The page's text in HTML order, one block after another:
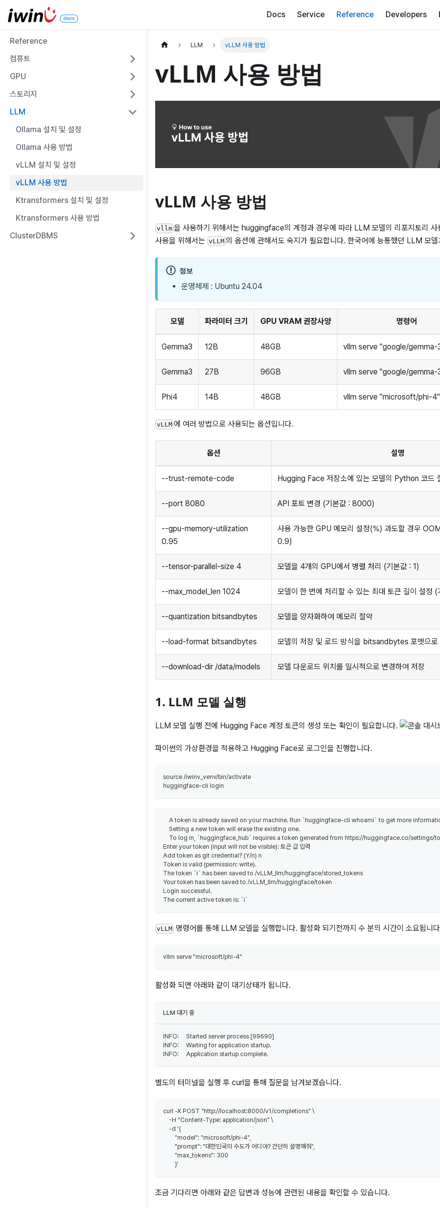
Docs Service Reference Developers
Reference
컴퓨트
GPU
스토리지
LLM
Ollama 설치 및 설정
Ollama 사용 방법
vLLM 설치 및 설정
vLLM 사용 방법
Ktransformers 설치 및 설정
Ktransformers 사용 방법
ClusterDBMS
LLM vLLM 사용 방법
vLLM 사용 방법
vLLM 사용 방법
vllm 을 사용하기 위해서는 huggingface의 계정과 경우에 따라 LLM 모델의 리포지토리 사
사용을 위해서는 vLLM 의 옵션에 관해서도 숙지가 필요합니다. 한국어에 능통했던 LLM 모
정보
운영체제 : Ubuntu 24.04
모델 파라미터 크기 GPU VRAM 권장사양 명령어
Gemma3 12B 48GB vllm serve "google/
Gemma3 27B 96GB vllm serve "google/
Phi4 14B 48GB vllm serve "microsoft/phi-4"
vLLM 에 여러 방법으로 사용되는 옵션입니다.
옵션 설명
--trust-remote-code Hugging Face 저장소에 있는 모델의 Python 코드
--port 8080 API 포트 변경 (기본값 : 8000)
--gpu-memory-utilization
0.95
사용 가능한 GPU 메모리 설정(%) 과도할 경우
0.9)
--tensor-parallel-size 4 모델을 4개의 GPU에서 병렬 처리 (기본값 : 1)
--max_model_len 1024 모델이 한 번에 처리할 수 있는 최대 토큰 길이 설정
--quantization bitsandbytes 모델을 양자화하여 메모리 절약
--load-format bitsandbytes 모델의 저장 및 로드 방식을 bitsandbytes 포맷으로
--download-dir /data/models 모델 다운로드 위치를 일시적으로 변경하여 저장
1. LLM 모델 실행
LLM 모델 실행 전에 Hugging Face 계정 토큰의 생성 또는 확인이 필요합니다.
파이썬의 가상환경을 적용하고 Hugging Face로 로그인을 진행합니다.
source /iwinv_venv/bin/activate
huggingface-cli login
A token is already saved on your machine. Run `huggingface-cli whoami` to get more
    Setting a new token will erase the existing one.
To log in, `huggingface_hub` requires a token generated from https://huggingface.co/settings/
Enter your token (input will not be visible): 토큰 값 입력
Add token as git credential? (Y/n) n
Token is valid (permission: write).
The token `i` has been saved to /vLLM_llm/huggingface/stored_tokens
Your token has been saved to /vLLM_llm/huggingface/token
Login successful.
The current active token is: `i`
vLLM 명령어를 통해 LLM 모델을 실행합니다. 활성화 되기전까지 수 분의 시간이 소요됩니
vllm serve "microsoft/phi-4"
활성화 되면 아래와 같이 대기상태가 됩니다.
LLM 대기 중
INFO:     Started server process [99690]
INFO:     Waiting for application startup.
INFO:     Application startup complete.
별도의 터미널을 실행 후 curl을 통해 질문을 남겨보겠습니다.
curl -X POST "http://localhost:8000/v1/completions" \
    -H "Content-Type: application/json" \
    -d '{
        "model": "microsoft/phi-4",
        "prompt": "대한민국의 수도가 어디야? 간단히 설명해줘",
        "max_tokens": 300
        }'
조금 기다리면 아래와 같은 답변과 성능에 관련된 내용을 확인할 수 있습니다.